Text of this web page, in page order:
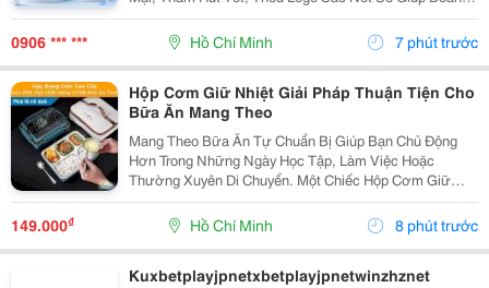
Nghiệp Ghi Dấu Ấn Chuyên Nghiệp Trong Mắt Khách
Hàng, Đối Tác Và Nhân Viên. Phù Hợp Làm Quà Tặng:
0906 *** *** Hồ Chí Minh 7 phút trước
Hộp Cơm Giữ Nhiệt Giải Pháp Thuận Tiện Cho
Bữa Ăn Mang Theo
Mang Theo Bữa Ăn Tự Chuẩn Bị Giúp Bạn Chủ Động
Hơn Trong Những Ngày Học Tập, Làm Việc Hoặc
Thường Xuyên Di Chuyển. Một Chiếc Hộp Cơm Giữ
Nhiệt Phù Hợp Sẽ Giúp Các Món Ăn Được Sắp Xếp
Gọn Gàng Và Thuận Tiện Khi Sử Dụng. Lựa Chọn Hộp
Theo Thực Đơn ...
149.000₫ Hồ Chí Minh 8 phút trước
Kuxbetplayjpnetxbetplayjpnetwinzhznet